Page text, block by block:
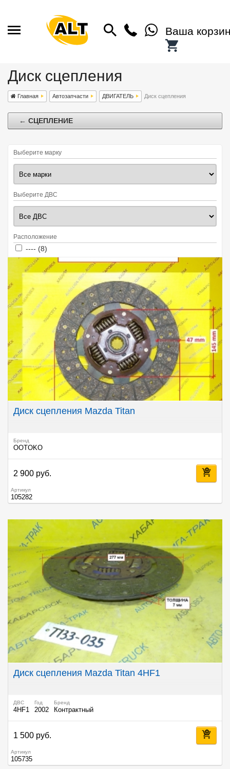
Ваша
Диск сцепления
Главная Автозапчасти ДВИГАТЕЛЬ Диск сцепления
← СЦЕПЛЕНИЕ
Выберите марку
Выберите ДВС
Расположение
Apply ---- filter
---- (8)
Диск сцепления Mazda Titan
Бренд
OOTOKO
2 900 руб.
Артикул
105282
Диск сцепления Mazda Titan 4HF1
ДВС
4HF1
Год
2002
Бренд
Контрактный
1 500 руб.
Артикул
105735